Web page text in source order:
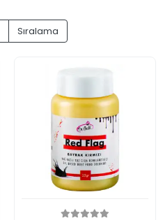
Sıralama